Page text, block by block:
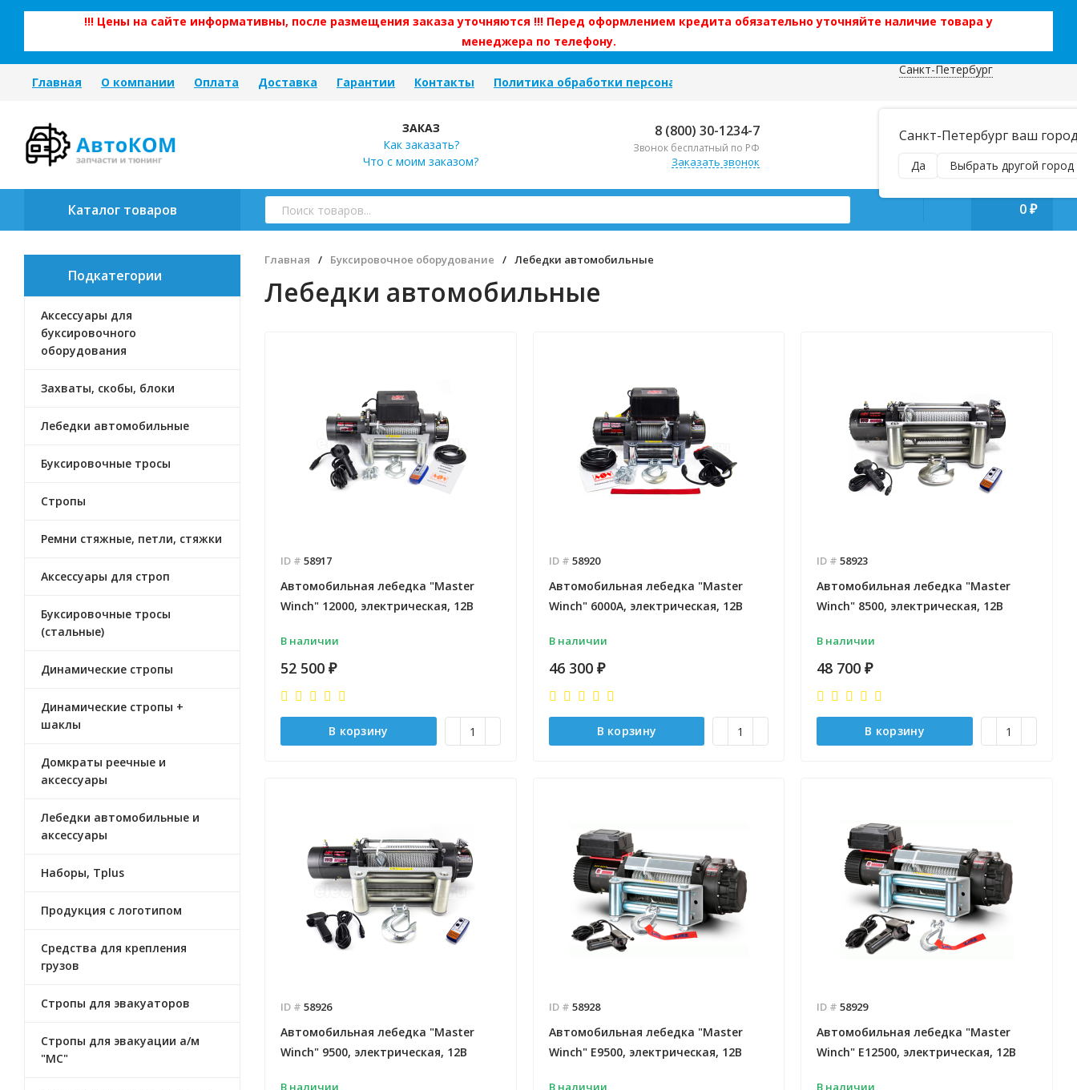
!!! Цены на сайте информативны, после размещения заказа уточняются !!! Перед оформлением кредита обязательно уточняйте наличие товара у
менеджера по телефону.
Главная О компании Оплата Доставка Гарантии Контакты Политика обработки персональных данных
Санкт-Петербург
Санкт-Петербург ваш
Да Выбрать другой город
ЗАКАЗ
Как заказать?
Что с моим заказом?
8 (800) 30-1234-7
Звонок бесплатный по РФ
Заказать звонок
наложенным платежом!
manager@regiontehsnab.ru
Каталог товаров 0 ₽
Подкатегории
Аксессуары для
буксировочного
оборудования
Захваты, скобы, блоки
Лебедки автомобильные
Буксировочные тросы
Стропы
Ремни стяжные, петли, стяжки
Аксессуары для строп
Буксировочные тросы
(стальные)
Динамические стропы
Динамические стропы +
шаклы
Домкраты реечные и
аксессуары
Лебедки автомобильные и
аксеcсуары
Наборы, Tplus
Продукция с логотипом
Средства для крепления
грузов
Стропы для эвакуаторов
Стропы для эвакуации а/м
"МС"
Главная / Буксировочное оборудование / Лебедки автомобильные
Лебедки автомобильные
ID # 58917
Автомобильная лебедка "Master
Winch" 12000, электрическая, 12В
В наличии
52 500 ₽
В корзину
ID # 58920
Автомобильная лебедка "Master
Winch" 6000А, электрическая, 12В
В наличии
46 300 ₽
В корзину
ID #58923
Автомобильная лебедка "Master
Winch" 8500, электрическая, 12В
В наличии
48 700₽
В корзину
ID # 58926
Автомобильная лебедка "Master
Winch" 9500, электрическая, 12В
В наличии
ID # 58928
Автомобильная лебедка "Master
Winch" E9500, электрическая, 12В
В наличии
ID #58929
Автомобильная лебедка "Master
Winch" E12500, электрическая, 12В
В наличии